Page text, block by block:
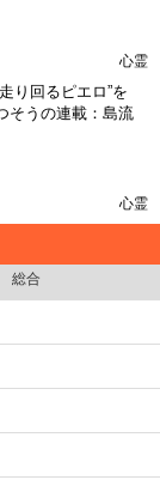
心霊
り回るピエロ”を
そうの連載：島流
心霊
総合